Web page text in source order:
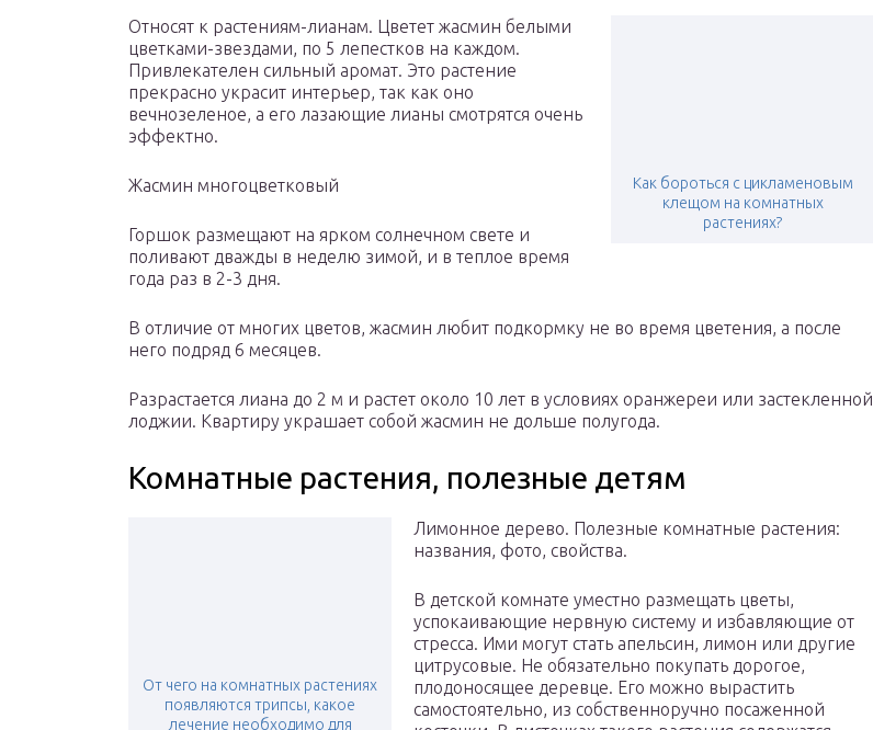
Как бороться с цикламеновым
клещом на комнатных
растениях?
Относят к растениям-лианам. Цветет жасмин белыми
цветками-звездами, по 5 лепестков на каждом.
Привлекателен сильный аромат. Это растение
прекрасно украсит интерьер, так как оно
вечнозеленое, а его лазающие лианы смотрятся очень
эффектно.
Жасмин многоцветковый
Горшок размещают на ярком солнечном свете и
поливают дважды в неделю зимой, и в теплое время
года раз в 2-3 дня.
В отличие от многих цветов, жасмин любит подкормку не во время цветения, а после
него подряд 6 месяцев.
Разрастается лиана до 2 м и растет около 10 лет в условиях оранжереи или застекленной
лоджии. Квартиру украшает собой жасмин не дольше полугода.
Комнатные растения, полезные детям
От чего на комнатных растениях
появляются трипсы, какое
лечение необходимо для
Лимонное дерево. Полезные комнатные растения:
названия, фото, свойства.
В детской комнате уместно размещать цветы,
успокаивающие нервную систему и избавляющие от
стресса. Ими могут стать апельсин, лимон или другие
цитрусовые. Не обязательно покупать дорогое,
плодоносящее деревце. Его можно вырастить
самостоятельно, из собственноручно посаженной